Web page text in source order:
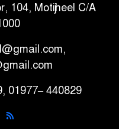
কেজি বই বিক্রির
মাদ্রাসা সুপারের বিরুদ্ধে
কঠোর নির্দেশনা
104, Motijheel C/A
01977– 440829